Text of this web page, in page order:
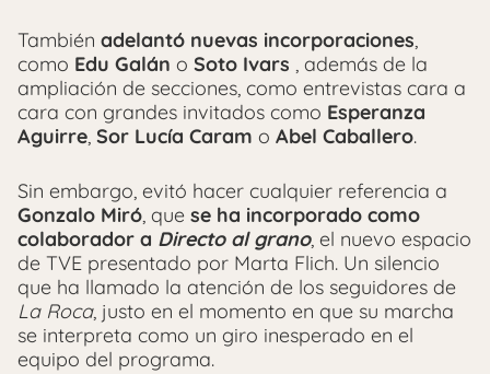
También adelantó nuevas incorporaciones,
como Edu Galán o Soto Ivars , además de la
ampliación de secciones, como entrevistas cara a
cara con grandes invitados como Esperanza
Aguirre, Sor Lucía Caram o Abel Caballero.
Sin embargo, evitó hacer cualquier referencia a
Gonzalo Miró, que se ha incorporado como
colaborador a Directo al grano, el nuevo espacio
de TVE presentado por Marta Flich. Un silencio
que ha llamado la atención de los seguidores de
La Roca, justo en el momento en que su marcha
se interpreta como un giro inesperado en el
equipo del programa.